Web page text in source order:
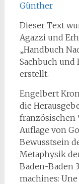
Günther
Dieser Text
Agazzi und
„Handbuch
Sachbuch und
erstellt.
Engelbert
die
französischen
Auflage von
Bewusstsein
Metaphysik
Baden-Baden
machines: